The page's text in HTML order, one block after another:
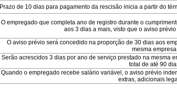
Prazo de 10 dias para pagamento da rescisão inicia a partir do
O empregado que completa ano de registro durante o
aos 3 dias a mais, visto que o aviso
O aviso prévio será concedido na proporção de 30 dias aos
mesma empresa
Serão acrescidos 3 dias por ano de serviço prestado na mesma
total de até 90
Quando o empregado recebe salário variável, o aviso prévio
extras, adicionais